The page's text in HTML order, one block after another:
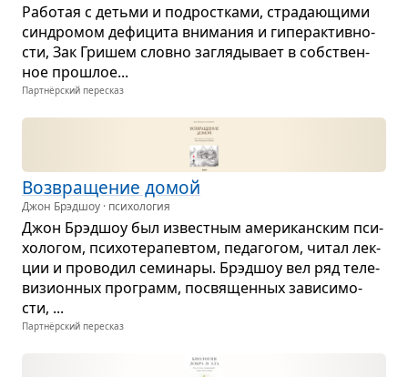
Рабо­тая с детьми и под­рост­ками, стра­да­ю­щими
син­дро­мом дефи­цита вни­ма­ния и гипе­рак­тив­но­
сти, Зак Гри­шем словно загля­ды­вает в соб­ствен­
ное про­шлое...
Партнёрский пересказ
Воз­вра­ще­ние домой
Джон Брэдшоу · психология
Джон Брэд­шоу был извест­ным аме­ри­кан­ским пси­
хо­ло­гом, пси­хо­те­ра­пев­том, педа­го­гом, читал лек­
ции и про­во­дил семи­нары. Брэд­шоу вел ряд теле­
ви­зи­он­ных про­грамм, посвя­щен­ных зави­си­мо­
сти, ...
Партнёрский пересказ